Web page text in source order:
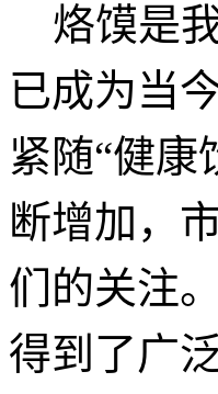
烙馍是
已成为当
紧随“健康
断增加，
们的关注
得到了广